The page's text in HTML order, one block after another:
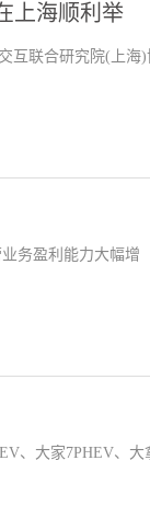
上海顺利举
互联合研究院(上海)
务盈利能力大幅增
、大家7PHEV、大